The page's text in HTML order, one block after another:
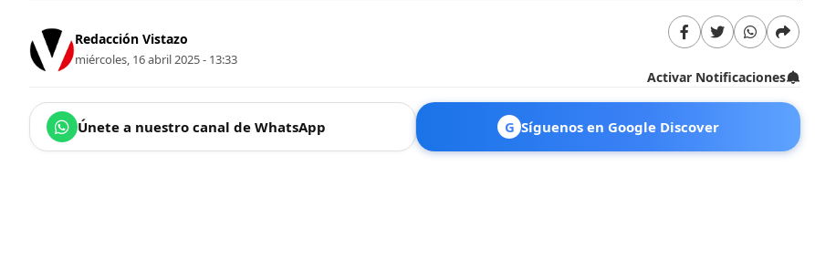
Redacción Vistazo
miércoles, 16 abril 2025 - 13:33
Activar Notificaciones
Únete a nuestro canal de WhatsApp G Síguenos en Google Discover